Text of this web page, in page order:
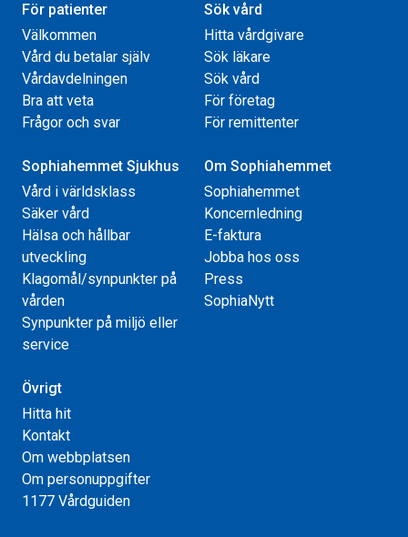
För patienter
Välkommen
Vård du betalar själv
Vårdavdelningen
Bra att veta
Frågor och svar
Sök vård
Hitta vårdgivare
Sök läkare
Sök vård
För företag
För remittenter
Sophiahemmet Sjukhus
Vård i världsklass
Säker vård
Hälsa och hållbar
utveckling
Klagomål/synpunkter på
vården
Synpunkter på miljö eller
service
Om Sophiahemmet
Sophiahemmet
Koncernledning
E-faktura
Jobba hos oss
Press
SophiaNytt
Övrigt
Hitta hit
Kontakt
Om webbplatsen
Om personuppgifter
1177 Vårdguiden